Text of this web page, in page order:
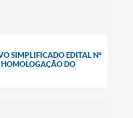
SIMPLIFICADO EDITAL N°
DO